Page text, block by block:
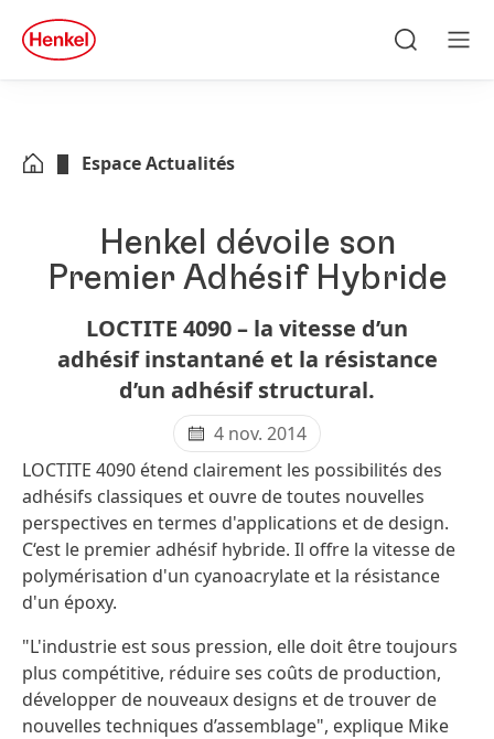
Skip to footer
quick
search
Espace Actualités
Henkel dévoile son
Premier Adhésif Hybride
LOCTITE 4090 – la vitesse d’un
adhésif instantané et la résistance
d’un adhésif structural.
4 nov. 2014
LOCTITE 4090 étend clairement les possibilités des
adhésifs classiques et ouvre de toutes nouvelles
perspectives en termes d'applications et de design.
C‘est le premier adhésif hybride. Il offre la vitesse de
polymérisation d'un cyanoacrylate et la résistance
d'un époxy.
"L'industrie est sous pression, elle doit être toujours
plus compétitive, réduire ses coûts de production,
développer de nouveaux designs et de trouver de
nouvelles techniques d’assemblage", explique Mike